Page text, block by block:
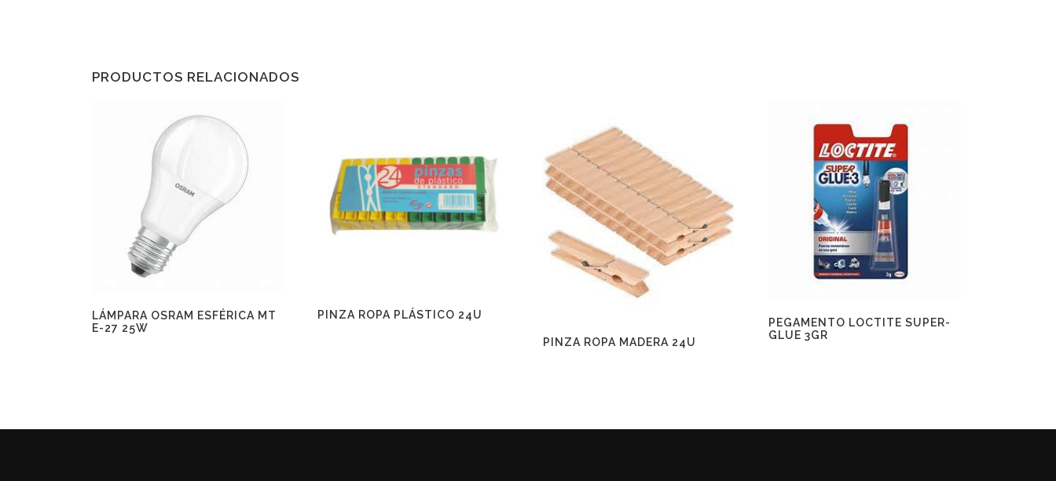
PRODUCTOS RELACIONADOS
LÁMPARA OSRAM ESFÉRICA MT
E-27 25W
PINZA ROPA PLÁSTICO 24U
PINZA ROPA MADERA 24U
PEGAMENTO LOCTITE SUPER-
GLUE 3GR